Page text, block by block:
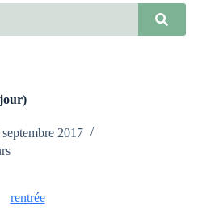
septembre 2017